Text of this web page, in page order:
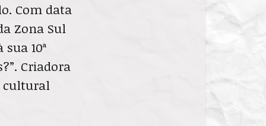
Com data
Zona Sul
10ª
Criadora
cultural